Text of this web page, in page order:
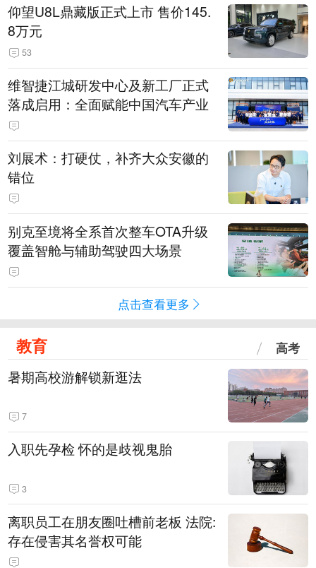
仰望U8L鼎藏版正式上市 售价145.
8万元
53
维智捷江城研发中心及新工厂正式
落成启用：全面赋能中国汽车产业
刘展术：打硬仗，补齐大众安徽的
错位
别克至境将全系首次整车OTA升级
覆盖智舱与辅助驾驶四大场景
点击查看更多
教育 高考
暑期高校游解锁新逛法
7
入职先孕检 怀的是歧视鬼胎
3
离职员工在朋友圈吐槽前老板 法院:
存在侵害其名誉权可能